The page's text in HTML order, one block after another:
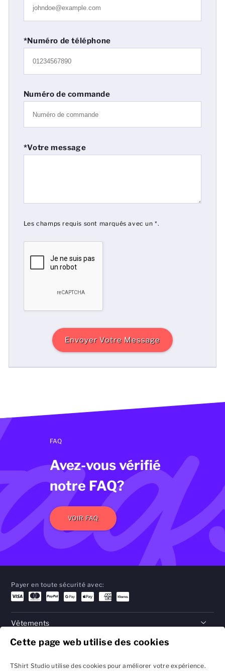
Cette page web utilise des cookies
TShirt Studio utilise des cookies pour améliorer votre expérience.
*Numéro de téléphone
Numéro de commande
*Votre message
Les champs requis sont marqués avec un *.
Envoyer Votre Message
FAQ
Avez-vous vérifié
notre FAQ?
VOIR FAQ
Payer en toute sécurité avec:
Vêtements
Cadeaux
Aide